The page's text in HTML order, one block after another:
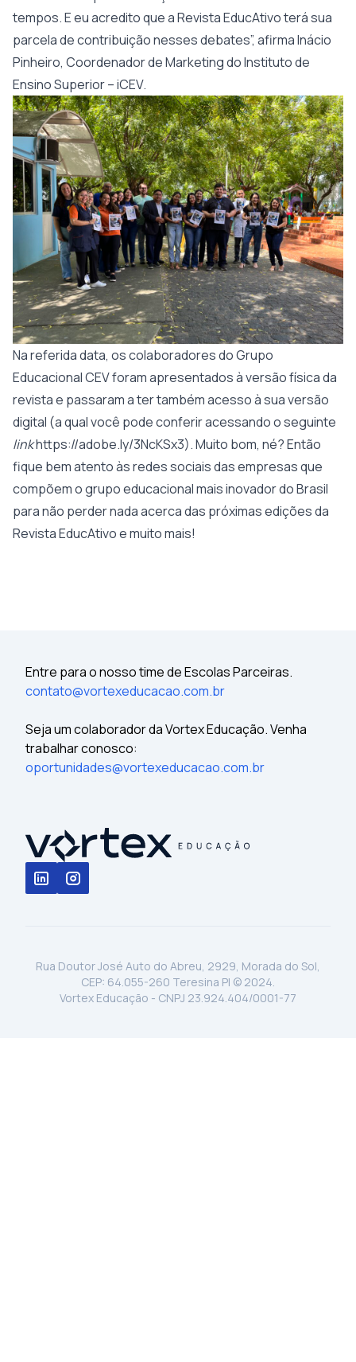
tempos. E eu acredito que a Revista EducAtivo terá sua
parcela de contribuição nesses debates”, afirma Inácio
Pinheiro, Coordenador de Marketing do Instituto de
Ensino Superior – iCEV.
Na referida data, os colaboradores do Grupo
Educacional CEV foram apresentados à versão física da
revista e passaram a ter também acesso à sua versão
digital (a qual você pode conferir acessando o seguinte
linkhttps://adobe.ly/3NcKSx3). Muito bom, né? Então
fique bem atento às redes sociais das empresas que
compõem o grupo educacional mais inovador do Brasil
para não perder nada acerca das próximas edições da
Revista EducAtivo e muito mais!
Entre para o nosso time de Escolas Parceiras.
contato@vortexeducacao.com.br
Seja um colaborador da Vortex Educação. Venha
trabalhar conosco:
oportunidades@vortexeducacao.com.br
Rua Doutor José Auto do Abreu, 2929, Morada do Sol,
CEP: 64.055-260 Teresina PI © 2024.
Vortex Educação - CNPJ 23.924.404/0001-77